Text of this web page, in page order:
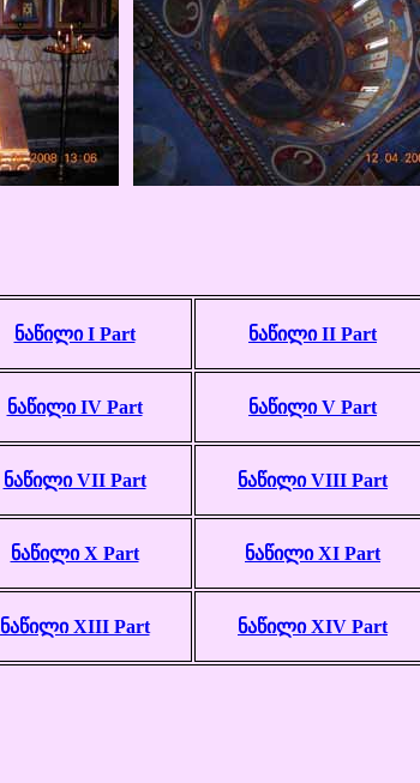
ნაწილი I Part ნაწილი II Part
ნაწილი IV Part ნაწილი V Part
ნაწილი VII Part ნაწილი VIII Part
ნაწილი X Part ნაწილი XI Part
ნაწილი XIII Part ნაწილი XIV Part